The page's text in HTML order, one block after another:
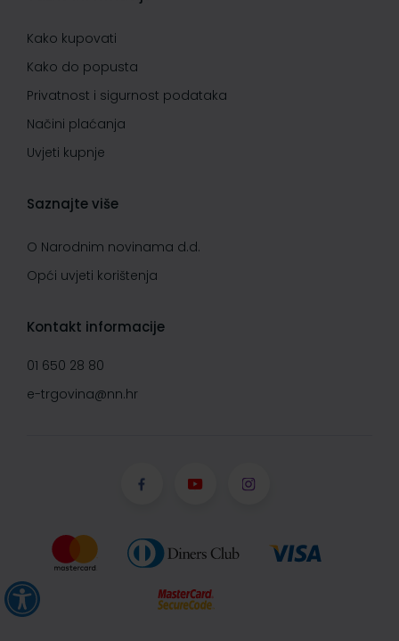
Kako kupovati
Kako do popusta
Privatnost i sigurnost podataka
Načini plaćanja
Uvjeti kupnje
Saznajte više
O Narodnim novinama d.d.
Opći uvjeti korištenja
Kontakt informacije
01 650 28 80
e-trgovina@nn.hr